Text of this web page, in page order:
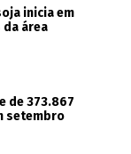
inicia em
da área
de 373.867
setembro